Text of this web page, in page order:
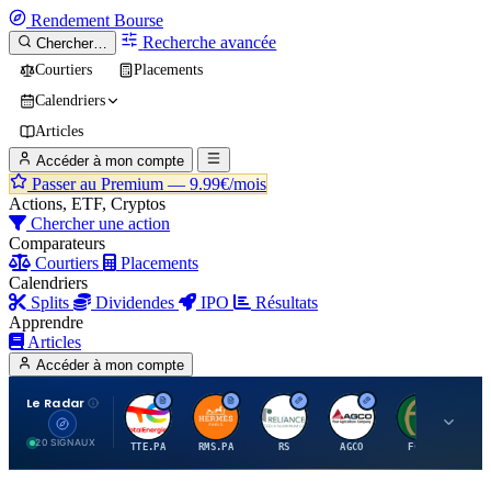
Rendement Bourse
Chercher… Recherche avancée
Courtiers
Placements
Calendriers
Articles
Accéder à mon compte
Passer au Premium — 9.99€/mois
Actions, ETF, Cryptos
Chercher une action
Comparateurs
Courtiers
Placements
Calendriers
Splits
Dividendes IPO
Résultats
Apprendre
Articles
Accéder à mon compte
Le Radar
20 SIGNAUX
T
TTE.PA
H
RMS.PA
R
RS
A
AGCO FCFS